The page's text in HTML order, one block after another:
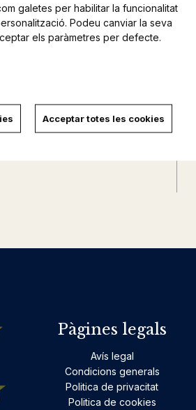
Pàgines legals
Avís legal
Condicions generals
Politica de privacitat
Politica de cookies
galetes per habilitar la funcionalitat
Podeu canviar la seva
els paràmetres per defecte.
Acceptar totes les cookies